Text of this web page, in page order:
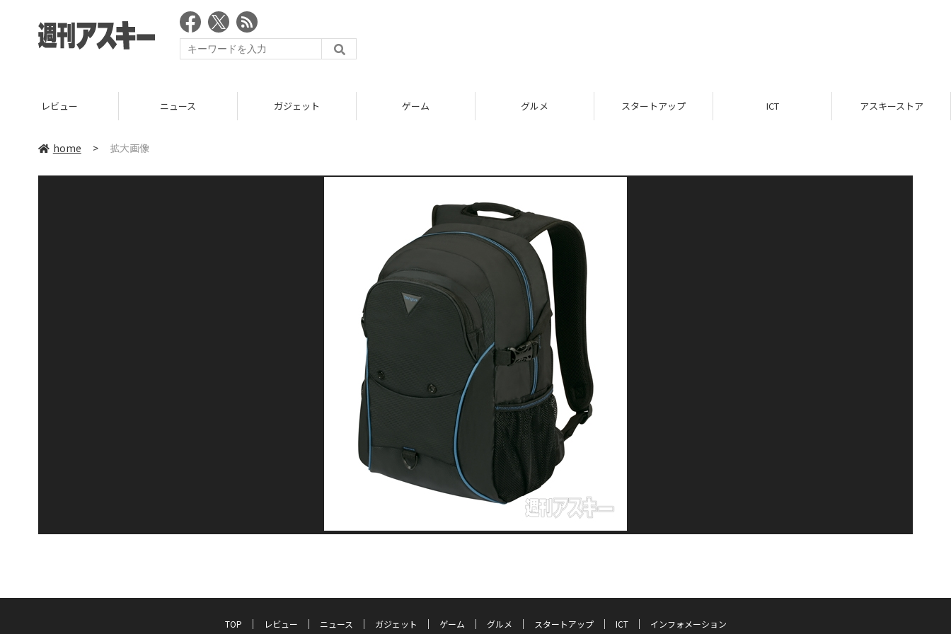
レビュー ニュース ガジェット ゲーム グルメ スタートアップ ICT アスキーストア
home > 拡大画像
TOP レビュー ニュース ガジェット ゲーム グルメ スタートアップ ICT インフォメーション